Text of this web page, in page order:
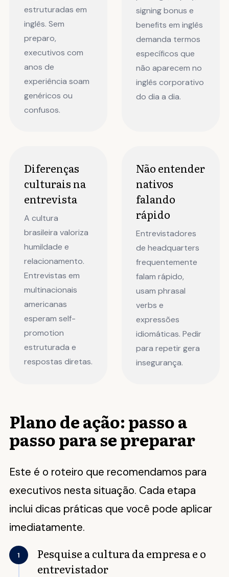
estruturadas em
inglês. Sem
preparo,
executivos com
anos de
experiência soam
genéricos ou
confusos.
signing bonus e
benefits em inglês
demanda termos
específicos que
não aparecem no
inglês corporativo
do dia a dia.
Diferenças
culturais na
entrevista
A cultura
brasileira valoriza
humildade e
relacionamento.
Entrevistas em
multinacionais
americanas
esperam self-
promotion
estruturada e
respostas diretas.
Não entender
nativos
falando
rápido
Entrevistadores
de headquarters
frequentemente
falam rápido,
usam phrasal
verbs e
expressões
idiomáticas. Pedir
para repetir gera
insegurança.
Plano de ação: passo a
passo para se preparar
Este é o roteiro que recomendamos para
executivos nesta situação. Cada etapa
inclui dicas práticas que você pode aplicar
imediatamente.
1
Pesquise a cultura da empresa e o
entrevistador